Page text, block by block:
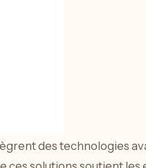
des technologies